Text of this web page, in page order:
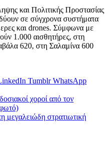
και Πολιτικής Προστασίας
σε σύγχρονα συστήματα
και drones. Σύμφωνα με
1.000 αισθητήρες, στη
620, στη Σαλαμίνα 600
Tumblr WhatsApp
χοροί από τον
μεγαλειώδη στρατιωτική